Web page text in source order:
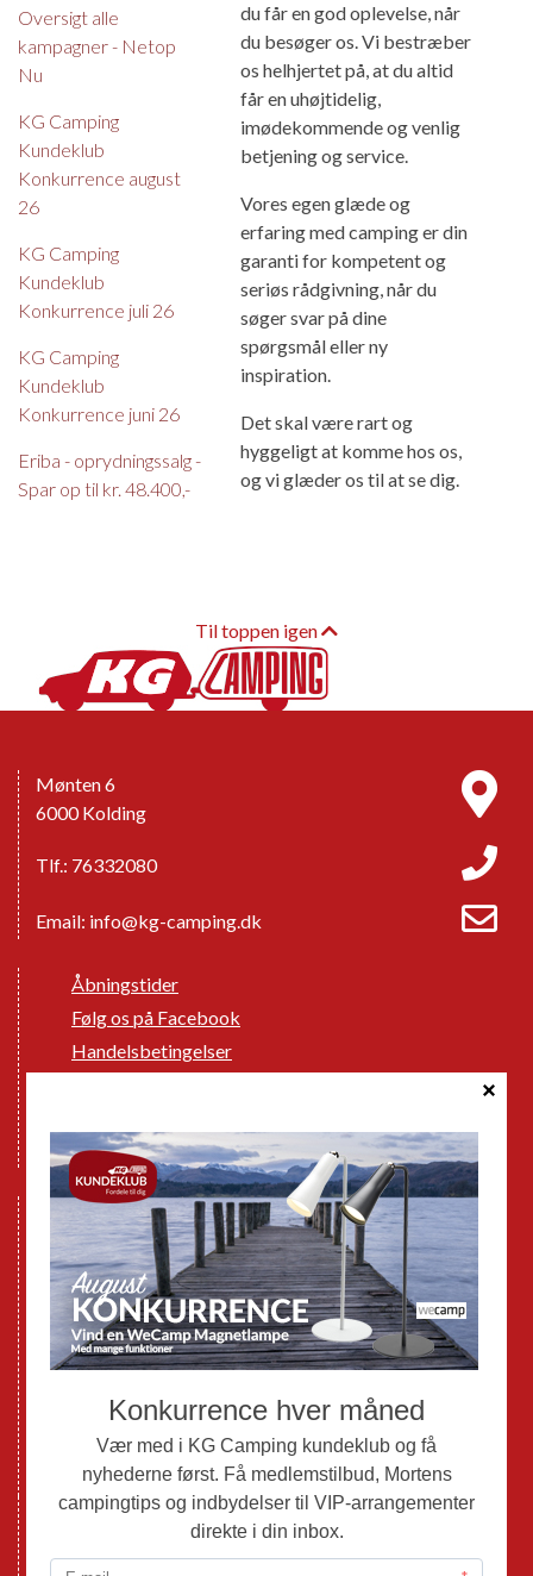
Oversigt alle
kampagner - Netop
Nu
KG Camping
Kundeklub
Konkurrence august
26
KG Camping
Kundeklub
Konkurrence juli 26
KG Camping
Kundeklub
Konkurrence juni 26
Eriba - oprydningssalg -
Spar op til kr. 48.400,-
du får en god oplevelse, når
du besøger os. Vi bestræber
os helhjertet på, at du altid
får en uhøjtidelig,
imødekommende og venlig
betjening og service.
Vores egen glæde og
erfaring med camping er din
garanti for kompetent og
seriøs rådgivning, når du
søger svar på dine
spørgsmål eller ny
inspiration.
Det skal være rart og
hyggeligt at komme hos os,
og vi glæder os til at se dig.
Til toppen igen
Mønten 6
6000 Kolding
Tlf.: 76332080
Email: info@kg-camping.dk
Åbningstider
Følg os på Facebook
Handelsbetingelser
GPDR - Optagelse af foto og video
Nye Campingvogne
Nye Autocampere og Vans
Brugte Campingvogne
Brugte Autocampere og Vans
Webshop
Mortens Campingtips
KG Camping Kundeklub
Nyheder
Adria